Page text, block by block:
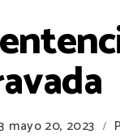
mayo 20, 2023 /